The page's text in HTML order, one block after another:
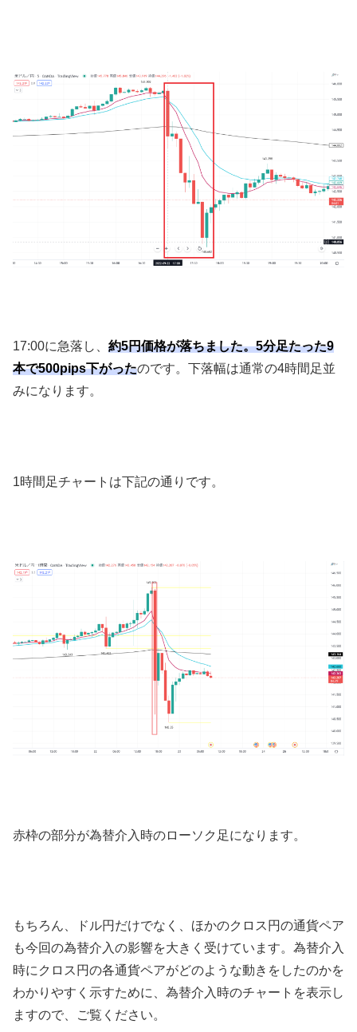
17:00に急落し、 約5円価格が落ちました。5分足たった9
本で500pips下がったのです。下落幅は通常の4時間足並
みになります。
1時間足チャートは下記の通りです。
赤枠の部分が為替介入時のローソク足になります。
もちろん、ドル円だけでなく、ほかのクロス円の通貨ペア
も今回の為替介入の影響を大きく受けています。為替介入
時にクロス円の各通貨ペアがどのような動きをしたのかを
わかりやすく示すために、為替介入時のチャートを表示し
ますので、ご覧ください。